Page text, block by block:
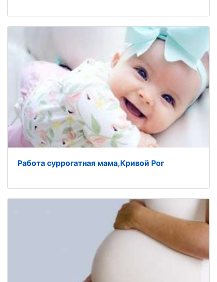
Работа суррогатная мама,Кривой Рог